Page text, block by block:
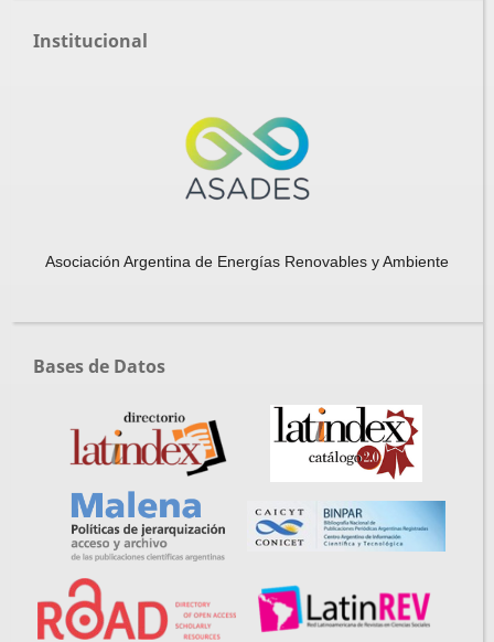
Institucional
Asociación Argentina de Energías Renovables y Ambiente
Bases de Datos